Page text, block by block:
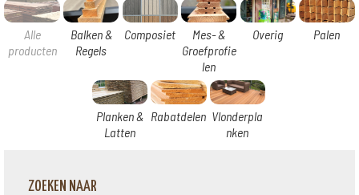
Alle
producten
Balken &
Regels
Composiet
Mes- &
Groefprofie
len
Overig Palen
Planken &
Latten
Rabatdelen Vlonderpla
nken
ZOEKEN NAAR